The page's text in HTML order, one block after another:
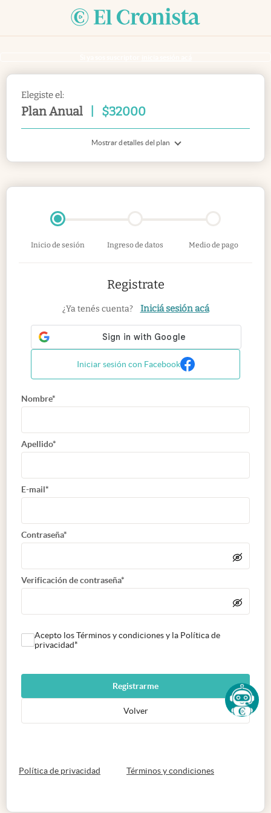
Elegiste el:
Plan Anual $32000
Mostrar detalles del plan
Inicio de sesión Ingreso de datos Medio de pago
Registrate
¿Ya tenés cuenta? Iniciá sesión acá
Iniciar sesión con Facebook
Nombre*
Apellido*
E-mail*
Contraseña*
Verificación de contraseña*
Acepto los Términos y condiciones y la Política de
privacidad*
Registrarme
Volver
Política de privacidad abre en nueva pestaña
Términos y condicionesabre en nueva